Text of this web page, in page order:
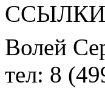
ССЫЛКИ
Волей
тел: 8